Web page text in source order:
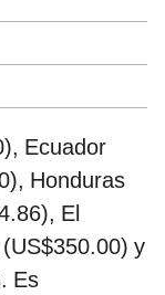
Ecuador
Honduras
El
y
Es